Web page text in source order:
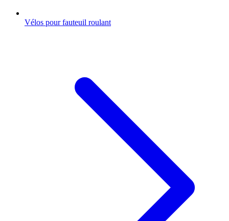
Vélos pour fauteuil roulant